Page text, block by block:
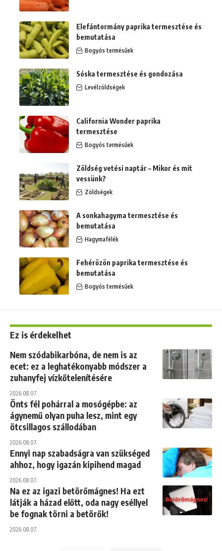
Elefántormány paprika termesztése és
bemutatása
Bogyós termésűek
Sóska termesztése és gondozása
Levélzöldségek
California Wonder paprika
termesztése
Bogyós termésűek
Zöldség vetési naptár – Mikor és mit
vessünk?
Zöldségek
A sonkahagyma termesztése és
bemutatása
Hagymafélék
Fehérözön paprika termesztése és
bemutatása
Bogyós termésűek
Ez is érdekelhet
Nem szódabikarbóna, de nem is az
ecet: ez a leghatékonyabb módszer a
zuhanyfej vízkőtelenítésére
2026.08.07.
Önts fél pohárral a mosógépbe: az
ágynemű olyan puha lesz, mint egy
ötcsillagos szállodában
2026.08.07.
Ennyi nap szabadságra van szükséged
ahhoz, hogy igazán kipihend magad
2026.08.07.
Na ez az igazi betörőmágnes! Ha ezt
látják a házad előtt, oda nagy eséllyel
be fognak törni a betörők!
2026.08.07.